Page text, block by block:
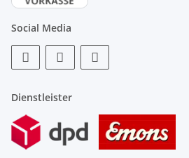
Social Media
Dienstleister